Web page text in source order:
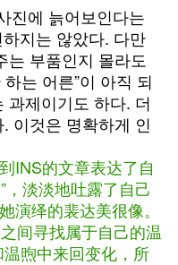
진에 늙어보인다는
지는 않았다. 다만
는 부품인지 몰라도
는 어른”이 아직 되
과제이기도 하다. 더
이것은 명확하게 인
INS的文章表达了自
淡淡地吐露了自己
绎的裴达美很像。
间寻找属于自己的温
煦中来回变化，所